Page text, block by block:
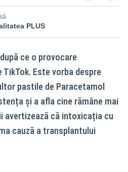
PLUS
ce o provocare
Este vorba despre
pastile de Paracetamol
și a afla cine rămâne mai
avertizează că intoxicația cu
cauză a transplantului